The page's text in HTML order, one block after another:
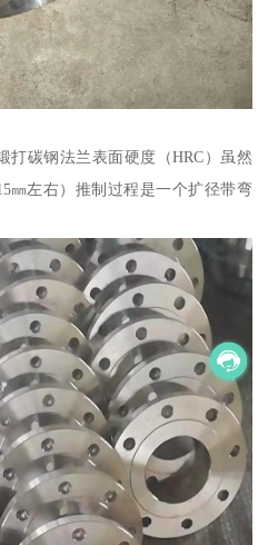
打碳钢法兰表面硬度（HRC）虽然
㎜左右）推制过程是一个扩径带弯